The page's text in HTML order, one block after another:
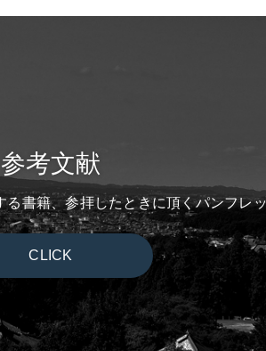
参考文献
書籍、参拝したときに頂くパンフレ
CLICK